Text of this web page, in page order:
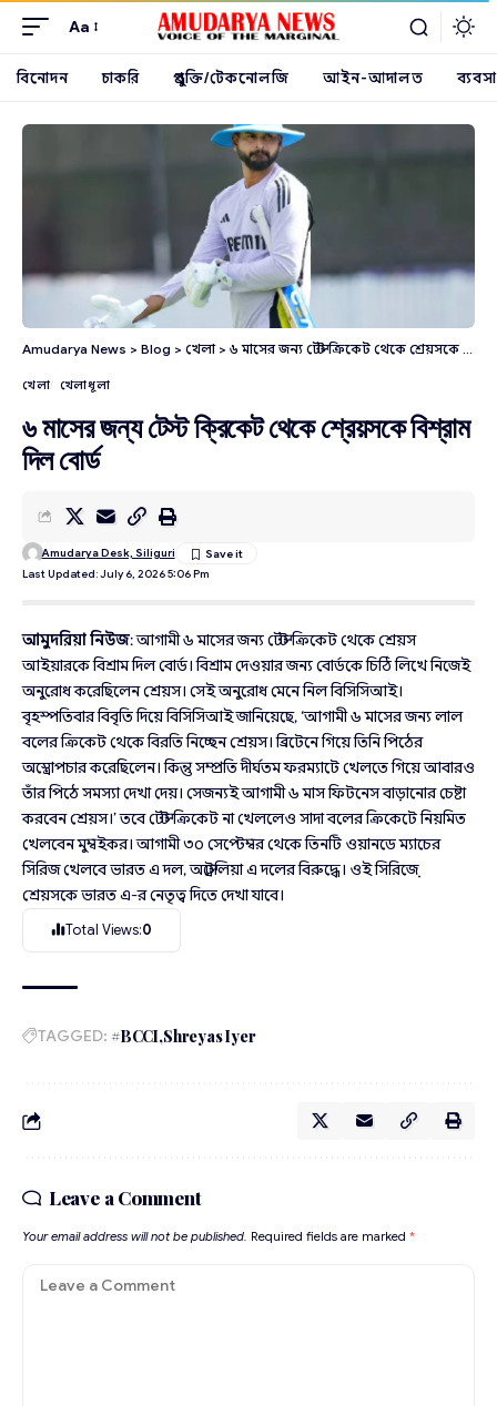
Aa
বিনোদন চাকরি প্রযুক্তি/টেকনোলজি আইন-আদালত ব্যবসা
Amudarya News > Blog > খেলা> ৬ মাসের জন্য টেস্ট ক্রিকেট থেকে শ্রেয়সকে বিশ্রাম দিল বোর্ড
খেলা খেলাধূলা
৬ মাসের জন্য টেস্ট ক্রিকেট থেকে শ্রেয়সকে বিশ্রাম
দিল বোর্ড
Last Updated: July 6, 2026 5:06 Pm
Amudarya Desk, Siliguri
আমুদরিয়া নিউজ: আগামী ৬ মাসের জন্য টেস্ট ক্রিকেট থেকে শ্রেয়স
আইয়ারকে বিশ্রাম দিল বোর্ড। বিশ্রাম দেওয়ার জন্য বোর্ডকে চিঠি লিখে নিজেই
অনুরোধ করেছিলেন শ্রেয়স। সেই অনুরোধ মেনে নিল বিসিসিআই।
বৃহস্পতিবার বিবৃতি দিয়ে বিসিসিআই জানিয়েছে, ‘আগামী ৬ মাসের জন্য লাল
বলের ক্রিকেট থেকে বিরতি নিচ্ছেন শ্রেয়স। ব্রিটেনে গিয়ে তিনি পিঠের
অস্ত্রোপচার করেছিলেন। কিন্তু সম্প্রতি দীর্ঘতম ফরম্যাটে খেলতে গিয়ে আবারও
তাঁর পিঠে সমস্যা দেখা দেয়। সেজন্যই আগামী ৬ মাস ফিটনেস বাড়ানোর চেষ্টা
করবেন শ্রেয়স।’ তবে টেস্ট ক্রিকেট না খেললেও সাদা বলের ক্রিকেটে নিয়মিত
খেলবেন মুম্বইকর। আগামী ৩০ সেপ্টেম্বর থেকে তিনটি ওয়ানডে ম্যাচের
সিরিজ খেলবে ভারত এ দল, অস্ট্রেলিয়া এ দলের বিরুদ্ধে। ওই সিরিজ়ে
শ্রেয়সকে ভারত এ-র নেতৃত্ব দিতে দেখা যাবে।
Total Views:0
TAGGED: #BCCI Shreyas Iyer
Leave a Comment
Your email address will not be published. Required fields are marked *